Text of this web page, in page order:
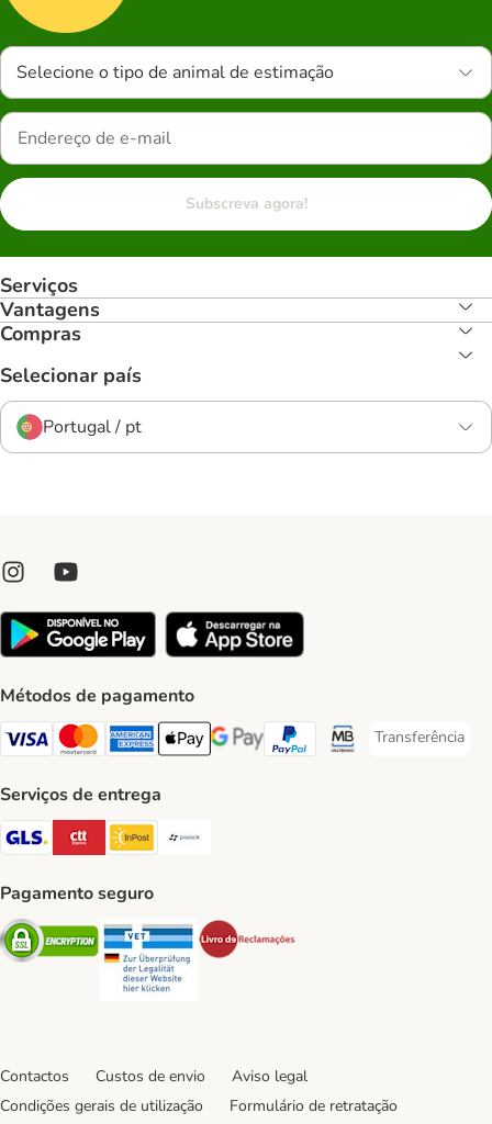
Selecione o tipo de animal de estimação
Subscreva agora!
Serviços
Vantagens
Compras
Selecionar país
Portugal / pt
Métodos de pagamento
Visa Payment Method
Mastercard Payment Method
American Express Payment Method
Apple Pay Payment Method
Google Pay Payment Method
PayPal Payment Method
Multibanco Payment
Transferência
Transferência
Serviços de entrega
GLS Shipping Method
CTTExpress Shipping Method
InPost Shipping Method
Pagamento seguro
Security Security
Contactos Custos de envio
Aviso legal
Condições gerais de utilização
Formulário de retratação